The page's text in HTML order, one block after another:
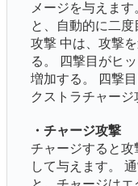
メージを与えま
と、自動的に二
攻撃 中は、攻撃
る。 四撃目がヒ
増加する。 四撃
クストラチャー
・チャージ攻撃
チャージすると攻
して与えます。